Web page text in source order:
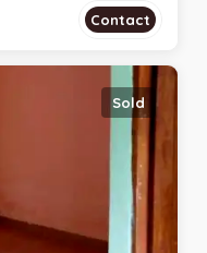
Contact
Sold